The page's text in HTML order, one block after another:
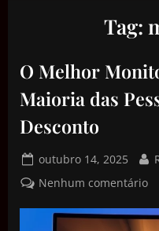
Tag:
O Melhor
Maioria das
Desconto
outubro 14, 2025
Nenhum comentário